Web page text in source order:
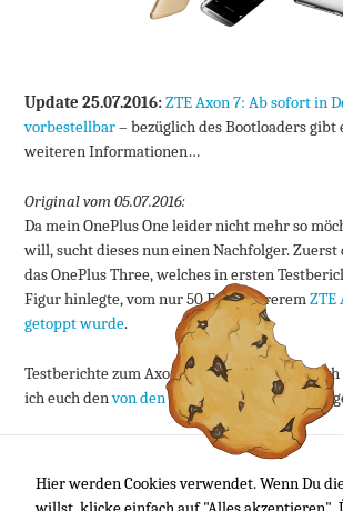
Update 25.07.2016:ZTE Axon 7: Ab sofort in
vorbestellbar– bezüglich des Bootloaders gibt
weiteren Informationen…
Original vom 05.07.2016:
Da mein OnePlus One leider nicht mehr so
will, sucht dieses nun einen Nachfolger.
das OnePlus Three, welches in ersten
Figur hinlegte, vom nur 50 Euro teureremZTE
getoppt wurde.
Testberichte zum Axon 7 gibt es ja bereits
ich euch denvon den Mobilegeeks ans Herz
Vorbestellbar ist ZTE’s neues Flagschiff bereits
rund 450 Euro. Auch das in Deutschland
worüber eine Weile gerätselt wurde, ist
Hier werden Cookies verwendet. Wenn Du
Nutzung
Damit
möglich
Wenn Du
diese
ablehnst,
einige
von der
Website.
Indem